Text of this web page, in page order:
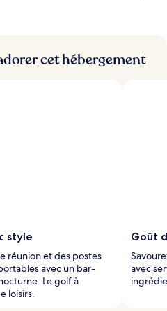
cet hébergement
style
réunion et des postes
avec un bar-
Le golf à
loisirs.
Goût
avec